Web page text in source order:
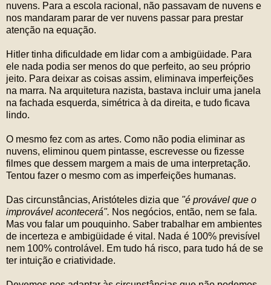
nuvens. Para a escola racional, não passavam de nuvens e
nos mandaram parar de ver nuvens passar para prestar
atenção na equação.
Hitler tinha dificuldade em lidar com a ambigüidade. Para
ele nada podia ser menos do que perfeito, ao seu próprio
jeito. Para deixar as coisas assim, eliminava imperfeições
na marra. Na arquitetura nazista, bastava incluir uma janela
na fachada esquerda, simétrica à da direita, e tudo ficava
lindo.
O mesmo fez com as artes. Como não podia eliminar as
nuvens, eliminou quem pintasse, escrevesse ou fizesse
filmes que dessem margem a mais de uma interpretação.
Tentou fazer o mesmo com as imperfeições humanas.
Das circunstâncias, Aristóteles dizia que "é provável que o
improvável acontecerá". Nos negócios, então, nem se fala.
Mas vou falar um pouquinho. Saber trabalhar em ambientes
de incerteza e ambigüidade é vital. Nada é 100% previsível
nem 100% controlável. Em tudo há risco, para tudo há de se
ter intuição e criatividade.